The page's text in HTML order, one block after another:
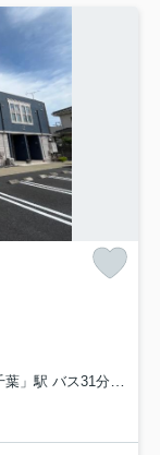
31分 「若松梅乃里」 停歩6分